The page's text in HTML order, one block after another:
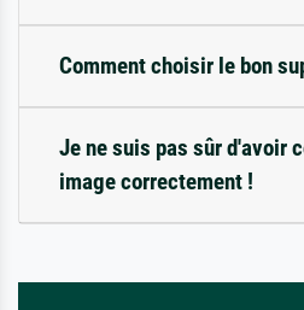
Comment choisir le bon
Je ne suis pas sûr d'avoir
image correctement !